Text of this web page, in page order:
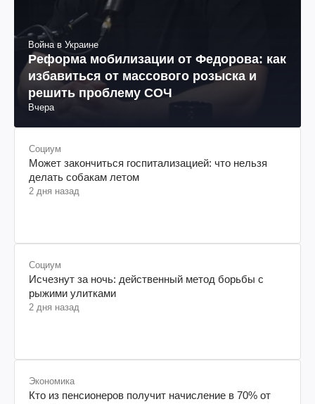
Война в Украине
Реформа мобилизации от Федорова: как
избавиться от массового розыска и
решить проблему СОЧ
Вчера
Социум
Может закончиться госпитализацией: что нельзя
делать собакам летом
2 дня назад
Социум
Исчезнут за ночь: действенный метод борьбы с
рыжими улитками
2 дня назад
Экономика
Кто из пенсионеров получит начисление в 70% от